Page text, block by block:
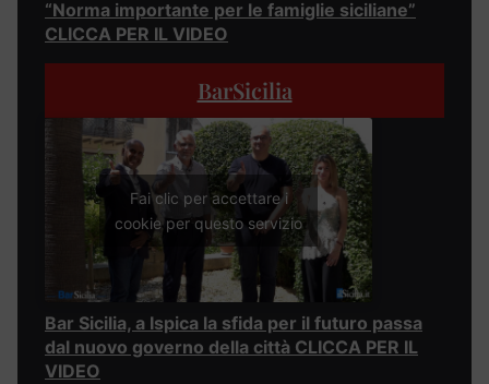
“Norma importante per le famiglie siciliane”
CLICCA PER IL VIDEO
BarSicilia
Fai clic per accettare i
cookie per questo servizio
Bar Sicilia, a Ispica la sfida per il futuro passa
dal nuovo governo della città CLICCA PER IL
VIDEO